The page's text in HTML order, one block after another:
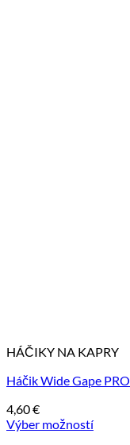
HÁČIKY NA KAPRY
Háčik Wide Gape PRO
4,60€
Výber možností